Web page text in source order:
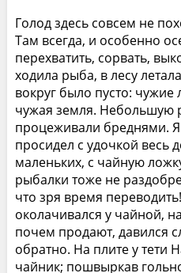
Голод здесь совсем не
Там всегда, и особенно
перехватить, сорвать,
ходила рыба, в лесу
вокруг было пусто:
чужая земля. Небольшую
процеживали бреднями. Я
просидел с удочкой весь
маленьких, с чайную
рыбалки тоже не
что зря время
околачивался у чайной,
почем продают, давился
обратно. На плите у тети
чайник; пошвыркав